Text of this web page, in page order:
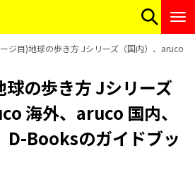
ジ目)地球の歩き方 Jシリーズ（国内）、aruco
の歩き方 Jシリーズ
海外、aruco 国内、
D-Booksのガイドブッ